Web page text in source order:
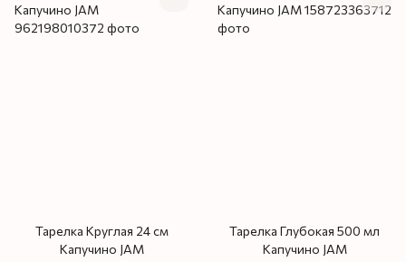
Тарелка Круглая 24 см
Капучино JAM
Тарелка Глубокая 500 мл
Капучино JAM